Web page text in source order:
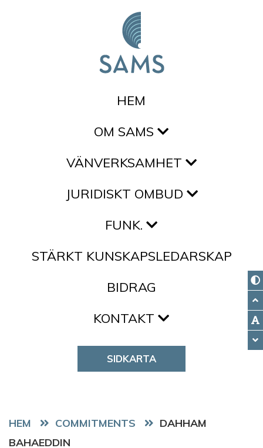
HEM
OM SAMS
VÄNVERKSAMHET
JURIDISKT OMBUD
FUNK.
STÄRKT KUNSKAPSLEDARSKAP
BIDRAG
KONTAKT
SIDKARTA
HEM COMMITMENTS
DAHHAM
BAHAEDDIN